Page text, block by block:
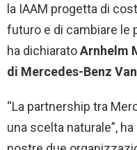
la IAAM progetta di
futuro e di cambiare le
ha dichiaratoArnhelm
di Mercedes-Benz
“La partnership tra
una scelta naturale”,